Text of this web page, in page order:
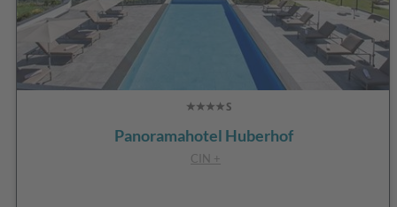
Panoramahotel Huberhof
CIN +